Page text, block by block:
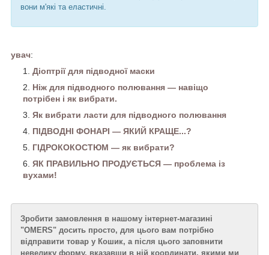
вони м'які та еластичні.
увач:
Діоптрії для підводної маски
Ніж для підводного полювання — навіщо
потрібен і як вибрати.
Як вибрати ласти для підводного полювання
ПІДВОДНІ ФОНАРІ — ЯКИЙ КРАЩЕ...?
ГІДРОКОКОСТЮМ — як вибрати?
ЯК ПРАВИЛЬНО ПРОДУЄТЬСЯ — проблема із
вухами!
Зробити замовлення в нашому інтернет-магазині
"OMERS" досить просто, для цього вам потрібно
відправити товар у Кошик, а після цього заповнити
невелику форму, вказавши в ній координати, якими ми